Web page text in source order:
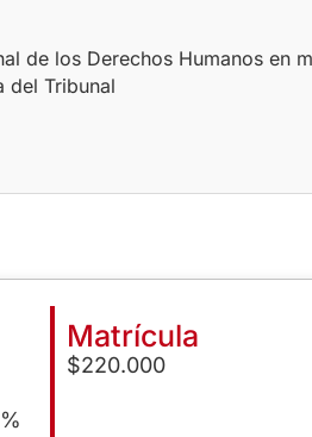
de los Derechos Humanos en
del Tribunal
Matrícula
$220.000